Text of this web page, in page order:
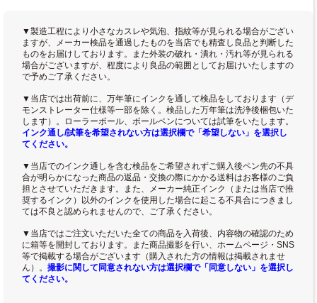
▼製造工程により小さなカスレや気泡、指紋等が見られる場合がござい
ますが、メーカー検品を通過したものを当店でも精査し良品と判断した
ものをお届けしております。また外装の破れ・潰れ・汚れ等が見られる
場合がございますが、程度により良品の範囲としてお届けいたしますの
で予めご了承ください。
▼当店では出荷前に、万年筆にインクを通して検品をしております（デ
モンストレーター仕様等一部を除く。検品した万年筆は洗浄後梱包いた
します）。ローラーボール、ボールペンについては試筆をいたします。
インク通し/試筆を希望されない方は選択欄で「希望しない」を選択し
てください。
▼当店でのインク通しを含む検品をご希望されずご購入後ペン先の不具
合が明らかになった商品の返品・交換の際にかかる送料はお客様のご負
担とさせていただきます。また、メーカー純正インク（または当店で推
奨するインク）以外のインクを使用した場合に起こる不具合につきまし
ては不良と認められませんので、ご了承ください。
▼当店ではご注文いただいた全ての商品を入荷後、内容物の確認のため
に箱等を開封しております。また商品撮影を行い、ホームページ・SNS
等で掲載する場合がございます（購入された方の情報は掲載されませ
ん）。 撮影に関して同意されない方は選択欄で「同意しない」を選択し
てください。